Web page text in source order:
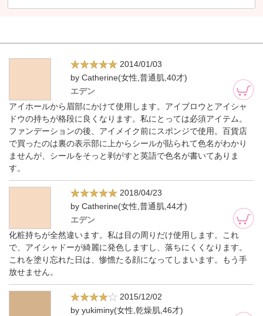
2014/01/03
by Catherine(女性,普通肌,40才)
エデン
アイホールから眉部にかけて使用します。アイブロウとアイシャ
ドウの持ちが格段に良くなります。私にとっては必須アイテム。
ファンデーションの後、アイメイク前にスポンジで使用。百貨店
で買ったのは裏の表示部に上からシールが貼られて色名がわかり
ませんが、シールをそっと剥がすと英語で色名が書いてありま
す。
2018/04/23
by Catherine(女性,普通肌,44才)
エデン
化粧持ちが全然違います。私は目の周りだけ使用します。これ
で、アイシャドーが綺麗に発色しますし、落ちにくくなります。
これを塗り忘れた日は、惨憺たる顔になってしまいます。もう手
放せません。
2015/12/02
by yukiminy(女性,乾燥肌,46才)